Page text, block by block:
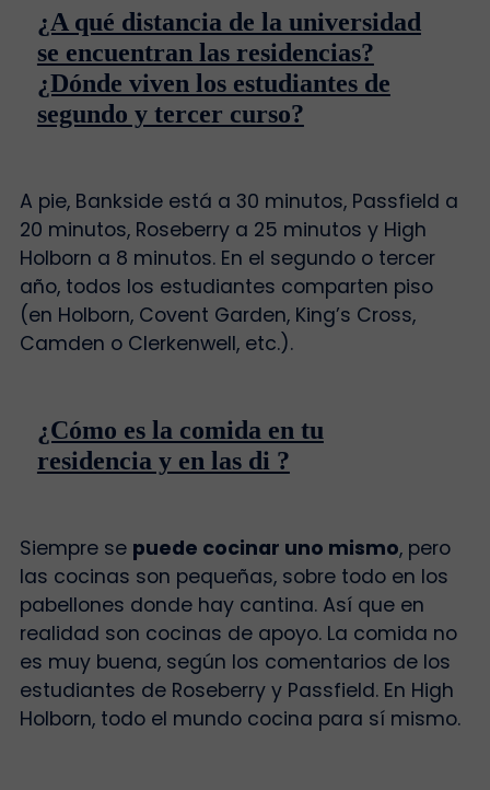
¿A qué distancia de la universidad
se encuentran las residencias?
¿Dónde viven los estudiantes de
segundo y tercer curso?
A pie, Bankside está a 30 minutos, Passfield a
20 minutos, Roseberry a 25 minutos y High
Holborn a 8 minutos. En el segundo o tercer
año, todos los estudiantes comparten piso
(en Holborn, Covent Garden, King’s Cross,
Camden o Clerkenwell, etc.).
¿Cómo es la comida en tu
residencia y en las di ?
Siempre se puede cocinar uno mismo, pero
las cocinas son pequeñas, sobre todo en los
pabellones donde hay cantina. Así que en
realidad son cocinas de apoyo. La comida no
es muy buena, según los comentarios de los
estudiantes de Roseberry y Passfield. En High
Holborn, todo el mundo cocina para sí mismo.